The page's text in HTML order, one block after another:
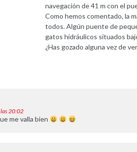
navegación de 41 m con el
Como hemos comentado, la
todos. Algún puente de
gatos hidráulicos situados
¿Has gozado alguna vez de
las 20:02
me valla bien